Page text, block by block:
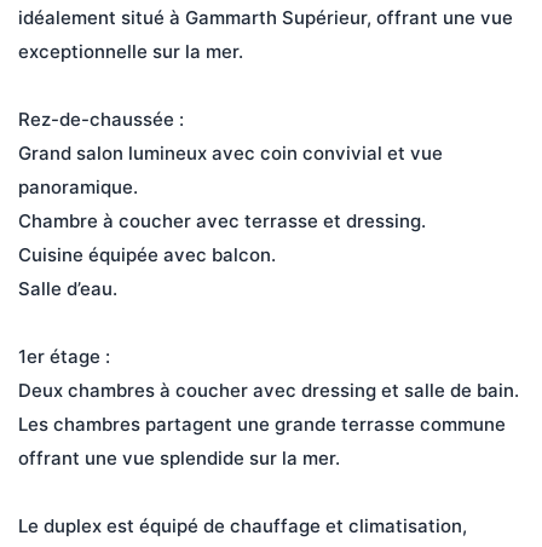
idéalement situé à Gammarth Supérieur, offrant une vue
exceptionnelle sur la mer.
Rez-de-chaussée :
Grand salon lumineux avec coin convivial et vue
panoramique.
Chambre à coucher avec terrasse et dressing.
Cuisine équipée avec balcon.
Salle d’eau.
1er étage :
Deux chambres à coucher avec dressing et salle de bain.
Les chambres partagent une grande terrasse commune
offrant une vue splendide sur la mer.
Le duplex est équipé de chauffage et climatisation,